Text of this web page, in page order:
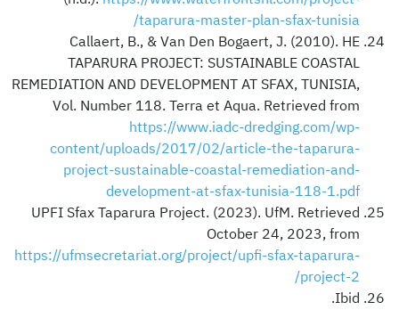
taparura-master-plan-sfax-tunisia/
Callaert, B., & Van Den Bogaert, J. (2010). HE
TAPARURA PROJECT: SUSTAINABLE COASTAL
REMEDIATION AND DEVELOPMENT AT SFAX, TUNISIA,
Vol. Number 118. Terra et Aqua. Retrieved from
https://www.iadc-dredging.com/wp-
content/uploads/2017/02/article-the-taparura-
project-sustainable-coastal-remediation-and-
development-at-sfax-tunisia-118-1.pdf
UPFI Sfax Taparura Project. (2023). UfM. Retrieved
October 24, 2023, from
https://ufmsecretariat.org/project/upfi-sfax-taparura-
project-2/
Ibid.